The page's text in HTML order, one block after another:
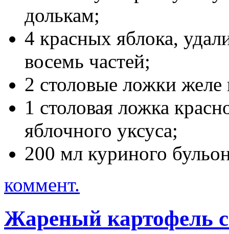
долькам;
4 красных яблока,
восемь частей;
2 столовые ложки
1 столовая ложка
яблочного уксуса;
200 мл куриного
коммент.
Жареный картофель